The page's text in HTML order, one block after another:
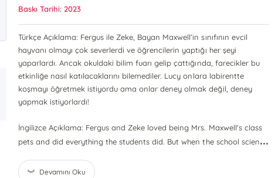
Baskı Tarihi: 2023
Türkçe Açıklama: Fergus ile Zeke, Bayan Maxwell’in sınıfının evcil
hayvanı olmayı çok severlerdi ve öğrencilerin yaptığı her şeyi
yaparlardı. Ancak okuldaki bilim fuarı gelip çattığında, farecikler bu
etkinliğe nasıl katılacaklarını bilemediler. Lucy onlara labirentte
koşmayı öğretmek istiyordu ama onlar deney olmak değil, deney
yapmak istiyorlardı!
İngilizce Açıklama: Fergus and Zeke loved being Mrs. Maxwell's class
pets and did everything the students did. But when the school scien...
Devamını Oku